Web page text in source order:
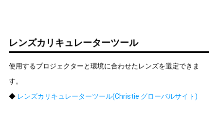
レンズカリキュレーターツール
使用するプロジェクターと環境に合わせたレンズを選定できま
す。
◆ レンズカリキュレーターツール(Christie グローバルサイト)